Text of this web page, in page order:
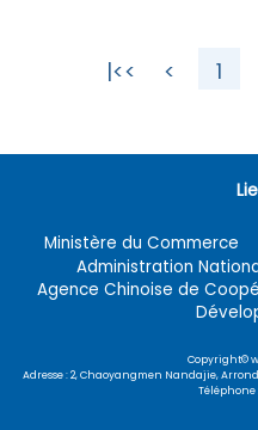
|<< < 1
Ministère du Commerce
Administration
Agence Chinoise de
Copyright©
Adresse : 2, Chaoyangmen Nandajie,
Téléphone